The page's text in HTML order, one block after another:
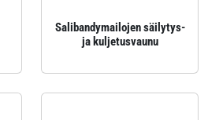
Salibandymailojen säilytys-
ja kuljetusvaunu